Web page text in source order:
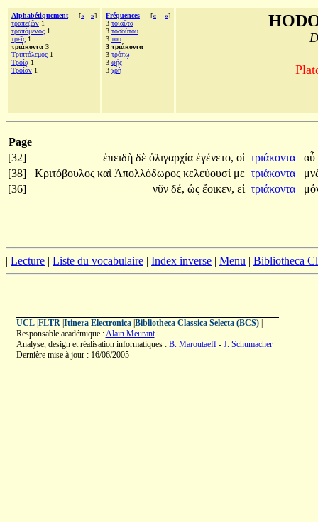
Alphabétiquement [« »]
τραπεζῶν 1
τραπόμενος 1
τρεῖς 1
τριάκοντα 3
Τριπτόλεμος 1
Τροίᾳ 1
Τροίαν 1
Fréquences [« »]
3 τοιαῦτα
3 τοσούτου
3 του
3 τριάκοντα
3 τρόπῳ
3 φῄς
3 χρὴ
Page
[32]
ἐπειδὴ δὲ ὀλιγαρχία ἐγένετο, οἱ τριάκοντα
αὖ
[38]
Κριτόβουλος καὶ Ἀπολλόδωρος κελεύουσί με τριάκοντα
[36]
νῦν δέ, ὡς ἔοικεν, εἰ τριάκοντα
| Lecture | Liste du vocabulaire | Index inverse | Menu | Bibliotheca
UCL| FLTR| Itinera Electronica| Bibliotheca Classica Selecta (BCS)|
Responsable académique :Alain Meurant
Analyse, design et réalisation informatiques : B. Maroutaeff- J. Schumacher
Dernière mise à jour : 16/06/2005